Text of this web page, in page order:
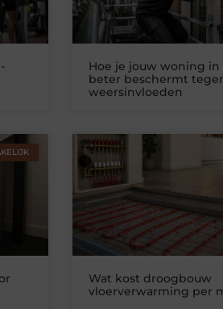
Hoe je jouw woning
beter beschermt
weersinvloeden
Wat kost droogbouw
vloerverwarming per